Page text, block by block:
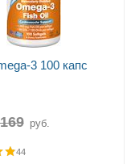
3 100 капс
руб.
44